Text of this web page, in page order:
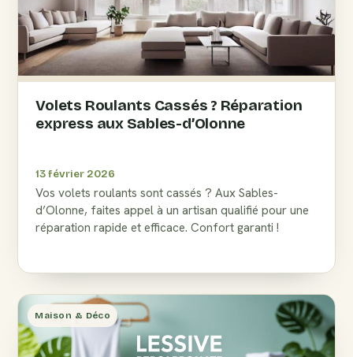
Volets Roulants Cassés ? Réparation
express aux Sables-d’Olonne
13 février 2026
Vos volets roulants sont cassés ? Aux Sables-
d’Olonne, faites appel à un artisan qualifié pour une
réparation rapide et efficace. Confort garanti !
Maison & Déco